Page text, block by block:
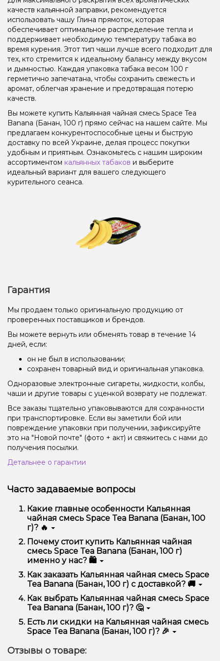
качеств кальянной заправки, рекомендуется
использовать чашу Глина прямоток, которая
обеспечивает оптимальное распределение тепла и
поддерживает необходимую температуру табака во
время курения. Этот тип чаши лучше всего подходит для
тех, кто стремится к идеальному балансу между вкусом
и дымностью. Каждая упаковка табака весом 100 г
герметично запечатана, чтобы сохранить свежесть и
аромат, облегчая хранение и предотвращая потерю
качеств.
Вы можете купить Кальянная чайная смесь Space Tea
Banana (Банан, 100 г) прямо сейчас на нашем сайте. Мы
предлагаем конкурентоспособные цены и быструю
доставку по всей Украине, делая процесс покупки
удобным и приятным. Ознакомьтесь с нашим широким
ассортиментом кальянных табаков и выберите
идеальный вариант для вашего следующего
курительного сеанса.
Гарантия
Мы продаем только оригинальную продукцию от
проверенных поставщиков и брендов.
Вы можете вернуть или обменять товар в течение 14
дней, если:
он не был в использовании;
сохранен товарный вид и оригинальная упаковка.
Одноразовые электронные сигареты, жидкости, колбы,
чаши и другие товары с уценкой возврату не подлежат.
Все заказы тщательно упаковываются для сохранности
при транспортировке. Если вы заметили бой или
повреждение упаковки при получении, зафиксируйте
это на "Новой почте" (фото + акт) и свяжитесь с нами до
получения посылки.
Детальнее о гарантии
Часто задаваемые вопросы
Какие главные особенности Кальянная
чайная смесь Space Tea Banana (Банан, 100
г)? 🔥
Кальянная чайная смесь Space Tea Banana (Банан,
100 г) отличается высоким качеством, удобством
использования и надежностью.
Почему стоит купить Кальянная чайная
смесь Space Tea Banana (Банан, 100 г)
именно у нас? 🛍️
Мы предлагаем только оригинальную продукцию,
широкий ассортимент, выгодные цены и быструю
доставку. Кроме того, у нас регулярные акции и
скидки для клиентов!
Как заказать Кальянная чайная смесь Space
Tea Banana (Банан, 100 г) с доставкой? 🚚
Оформить заказ можно в несколько кликов:
Добавьте Кальянная чайная смесь Space Tea
Banana (Банан, 100 г) в корзину.
Перейдите к оформлению заказа.
доставки.
Подтвердите заказ – мы быстро отправим его
Как выбрать Кальянная чайная смесь Space
Tea Banana (Банан, 100 г)? 🤔
Выбор зависит от ваших предпочтений – например,
если это кальян, учитывайте размер, материал и тип
чаши, если вейп – мощность и вкус. Наши
Есть ли скидки на Кальянная чайная смесь
Space Tea Banana (Банан, 100 г)? 🎉
специальные предложения. Следите за
Отзывы о товаре: